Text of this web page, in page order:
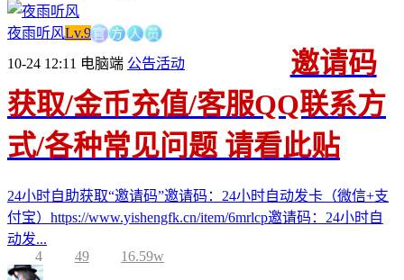
夜雨听风Lv.9官方人员
10-24 12:11 电脑端 公告活动
邀请码
获取/金币充值/客服QQ联系方
式/各种常见问题 请看此贴
24小时自助获取“邀请码”邀请码：24小时自动发卡（微信+支
付宝）https://www.yishengfk.cn/item/6mrlcp邀请码：24小时自
动发...
4
49 16.59w